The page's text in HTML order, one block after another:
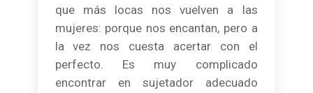
que más locas nos vuelven a las
mujeres: porque nos encantan, pero a
la vez nos cuesta acertar con el
perfecto. Es muy complicado
encontrar en sujetador adecuado